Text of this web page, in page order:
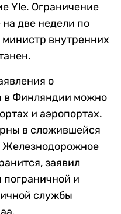
Yle. Ограничение
две недели по
министр внутренних
о
в Финляндии можно
и аэропортах.
в сложившейся
Железнодорожное
заявил
пограничной и
службы